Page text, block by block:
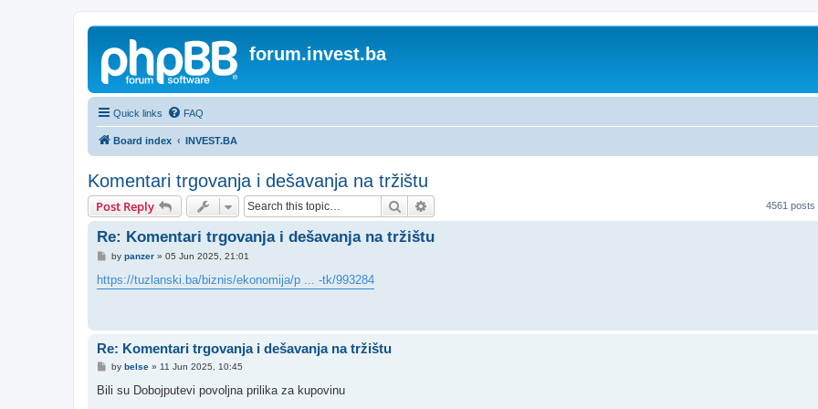
forum.invest.ba
Quick links FAQ
Board index INVEST.BA
Komentari trgovanja i dešavanja na tržištu
Post Reply Search 4561 posts
Re: Komentari trgovanja i dešavanja na tržištu
P
s
t
by panzer» 05 Jun 2025, 21:01
https://tuzlanski.ba/biznis/ekonomija/p ... -tk/993284
Re: Komentari trgovanja i dešavanja na tržištu
P
s
by belse» 11 Jun 2025, 10:45
Bili su Dobojputevi povoljna prilika za kupovinu